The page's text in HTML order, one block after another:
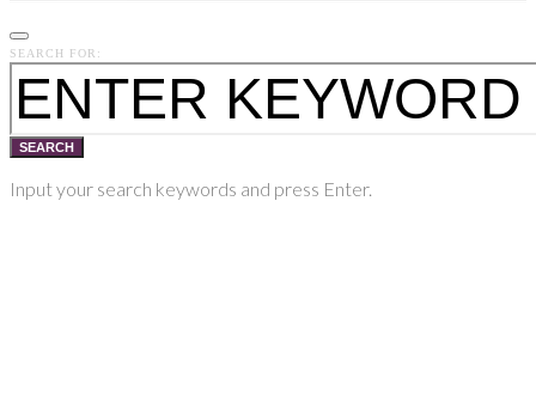
SEARCH FOR:
SEARCH
Input your search keywords and press Enter.